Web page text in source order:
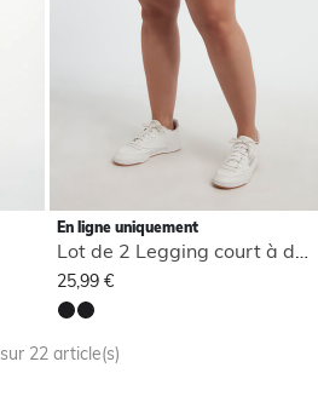
En ligne uniquement
Lot de 2 Legging court à dentelle
25,99 €
22 article(s)